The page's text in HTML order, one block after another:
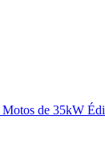
Motos de 35kW